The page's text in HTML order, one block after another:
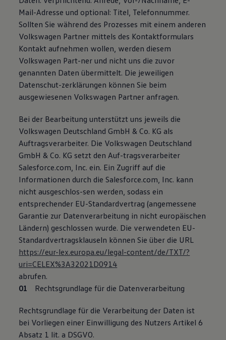
Mail-Adresse und optional: Titel, Telefonnummer.
Sollten Sie während des Prozesses mit einem anderen
Volkswagen Partner mittels des Kontaktformulars
Kontakt aufnehmen wollen, werden diesem
Volkswagen Part-ner und nicht uns die zuvor
genannten Daten übermittelt. Die jeweiligen
Datenschut-zerklärungen können Sie beim
ausgewiesenen Volkswagen Partner anfragen.
Bei der Bearbeitung unterstützt uns jeweils die
Volkswagen Deutschland GmbH & Co. KG als
Auftragsverarbeiter. Die Volkswagen Deutschland
GmbH & Co. KG setzt den Auf-tragsverarbeiter
Salesforce.com, Inc. ein. Ein Zugriff auf die
Informationen durch die Salesforce.com, Inc. kann
nicht ausgeschlos-sen werden, sodass ein
entsprechender EU-Standardvertrag (angemessene
Garantie zur Datenverarbeitung in nicht europäischen
Ländern) geschlossen wurde. Die verwendeten EU-
Standardvertragsklauseln können Sie über die URL
https://eur-lex.europa.eu/legal-content/de/TXT/?
uri=CELEX%3A32021D0914
abrufen.
Rechtsgrundlage für die Datenverarbeitung
Rechtsgrundlage für die Verarbeitung der Daten ist
bei Vorliegen einer Einwilligung des Nutzers Artikel 6
Absatz 1 lit. a DSGVO.